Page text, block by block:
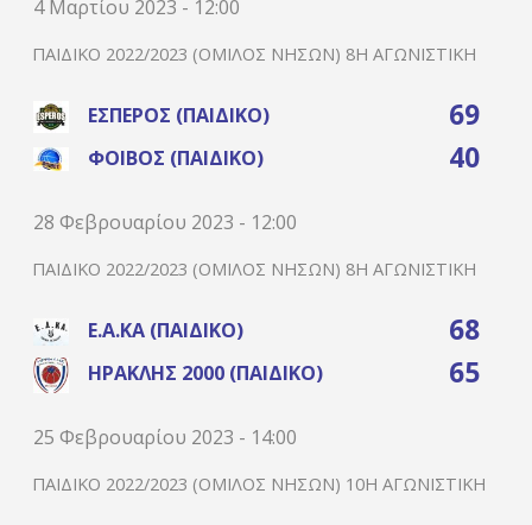
4 Μαρτίου 2023 - 12:00
ΠΑΙΔΙΚΌ 2022/2023 (ΌΜΙΛΟΣ ΝΉΣΩΝ) 8Η ΑΓΩΝΙΣΤΙΚΉ
ΈΣΠΕΡΟΣ (ΠΑΙΔΙΚΌ) 69
ΦΟΊΒΟΣ (ΠΑΙΔΙΚΌ) 40
28 Φεβρουαρίου 2023 - 12:00
ΠΑΙΔΙΚΌ 2022/2023 (ΌΜΙΛΟΣ ΝΉΣΩΝ) 8Η ΑΓΩΝΙΣΤΙΚΉ
Ε.Α.ΚΑ (ΠΑΙΔΙΚΌ) 68
ΗΡΑΚΛΉΣ 2000 (ΠΑΙΔΙΚΌ) 65
25 Φεβρουαρίου 2023 - 14:00
ΠΑΙΔΙΚΌ 2022/2023 (ΌΜΙΛΟΣ ΝΉΣΩΝ) 10Η ΑΓΩΝΙΣΤΙΚΉ